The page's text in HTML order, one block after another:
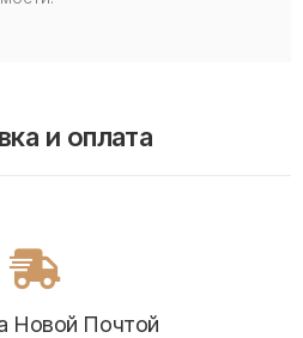
и оплата
Новой Почтой